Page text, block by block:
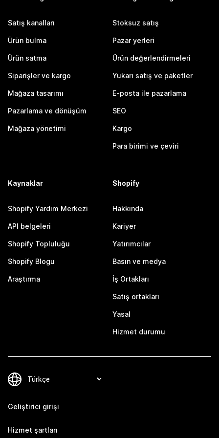
Satış kanalları
Ürün bulma
Ürün satma
Siparişler ve kargo
Mağaza tasarımı
Pazarlama ve dönüşüm
Mağaza yönetimi
Stoksuz satış
Pazar yerleri
Ürün değerlendirmeleri
Yukarı satış ve paketler
E-posta ile pazarlama
SEO
Kargo
Para birimi ve çeviri
Kaynaklar
Shopify Yardım Merkezi
API belgeleri
Shopify Topluluğu
Shopify Blogu
Araştırma
Shopify
Hakkında
Kariyer
Yatırımcılar
Basın ve medya
İş Ortakları
Satış ortakları
Yasal
Hizmet durumu
Geliştirici girişi
Hizmet şartları